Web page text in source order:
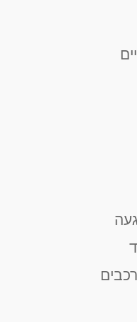
המעקב שלנו מורכבים